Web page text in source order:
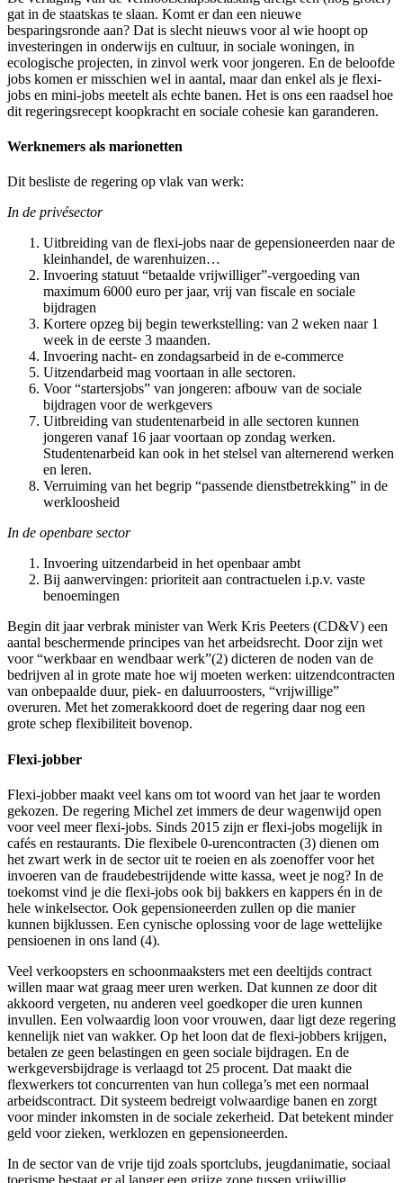
gat in de staatskas te slaan. Komt er dan een nieuwe
besparingsronde aan? Dat is slecht nieuws voor al wie hoopt op
investeringen in onderwijs en cultuur, in sociale woningen, in
ecologische projecten, in zinvol werk voor jongeren. En de beloofde
jobs komen er misschien wel in aantal, maar dan enkel als je flexi-
jobs en mini-jobs meetelt als echte banen. Het is ons een raadsel hoe
dit regeringsrecept koopkracht en sociale cohesie kan garanderen.
Werknemers als marionetten
Dit besliste de regering op vlak van werk:
In de privésector
Uitbreiding van de flexi-jobs naar de gepensioneerden naar de
kleinhandel, de warenhuizen…
Invoering statuut “betaalde vrijwilliger”-vergoeding van
maximum 6000 euro per jaar, vrij van fiscale en sociale
bijdragen
Kortere opzeg bij begin tewerkstelling: van 2 weken naar 1
week in de eerste 3 maanden.
Invoering nacht- en zondagsarbeid in de e-commerce
Uitzendarbeid mag voortaan in alle sectoren.
Voor “startersjobs” van jongeren: afbouw van de sociale
bijdragen voor de werkgevers
Uitbreiding van studentenarbeid in alle sectoren kunnen
jongeren vanaf 16 jaar voortaan op zondag werken.
Studentenarbeid kan ook in het stelsel van alternerend werken
en leren.
Verruiming van het begrip “passende dienstbetrekking” in de
werkloosheid
In de openbare sector
Invoering uitzendarbeid in het openbaar ambt
Bij aanwervingen: prioriteit aan contractuelen i.p.v. vaste
benoemingen
Begin dit jaar verbrak minister van Werk Kris Peeters (CD&V) een
aantal beschermende principes van het arbeidsrecht. Door zijn wet
voor “werkbaar en wendbaar werk”(2) dicteren de noden van de
bedrijven al in grote mate hoe wij moeten werken: uitzendcontracten
van onbepaalde duur, piek- en daluurroosters, “vrijwillige”
overuren. Met het zomerakkoord doet de regering daar nog een
grote schep flexibiliteit bovenop.
Flexi-jobber
Flexi-jobber maakt veel kans om tot woord van het jaar te worden
gekozen. De regering Michel zet immers de deur wagenwijd open
voor veel meer flexi-jobs. Sinds 2015 zijn er flexi-jobs mogelijk in
cafés en restaurants. Die flexibele 0-urencontracten (3) dienen om
het zwart werk in de sector uit te roeien en als zoenoffer voor het
invoeren van de fraudebestrijdende witte kassa, weet je nog? In de
toekomst vind je die flexi-jobs ook bij bakkers en kappers én in de
hele winkelsector. Ook gepensioneerden zullen op die manier
kunnen bijklussen. Een cynische oplossing voor de lage wettelijke
pensioenen in ons land (4).
Veel verkoopsters en schoonmaaksters met een deeltijds contract
willen maar wat graag meer uren werken. Dat kunnen ze door dit
akkoord vergeten, nu anderen veel goedkoper die uren kunnen
invullen. Een volwaardig loon voor vrouwen, daar ligt deze regering
kennelijk niet van wakker. Op het loon dat de flexi-jobbers krijgen,
betalen ze geen belastingen en geen sociale bijdragen. En de
werkgeversbijdrage is verlaagd tot 25 procent. Dat maakt die
flexwerkers tot concurrenten van hun collega’s met een normaal
arbeidscontract. Dit systeem bedreigt volwaardige banen en zorgt
voor minder inkomsten in de sociale zekerheid. Dat betekent minder
geld voor zieken, werklozen en gepensioneerden.
In de sector van de vrije tijd zoals sportclubs, jeugdanimatie, sociaal
toerisme bestaat er al langer een grijze zone tussen vrijwillig